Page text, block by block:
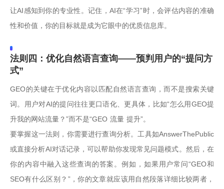
让AI感知到你的专业性。记住，AI在“学习”时，会评估内容的准确
性和价值，你的目标就是成为它眼中的优质信息库。
法则四：优化自然语言查询——预判用户的“提问方
式”
GEO的关键在于优化内容以匹配自然语言查询，而不是搜索关键
词。用户对AI的提问往往更口语化、更具体，比如“怎么用GEO提
升我的网站流量？”而不是“GEO 流量 提升”。
要掌握这一法则，你需要进行查询分析。工具如AnswerThePublic
或直接分析AI对话记录，可以帮助你发现常见问题模式。然后，在
你的内容中融入这些查询的答案。例如，如果用户常问“GEO和
SEO有什么区别？”，你的文章就应该用自然段落详细比较两者，